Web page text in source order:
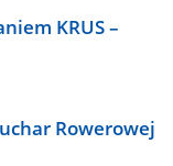
KRUS –
Rowerowej